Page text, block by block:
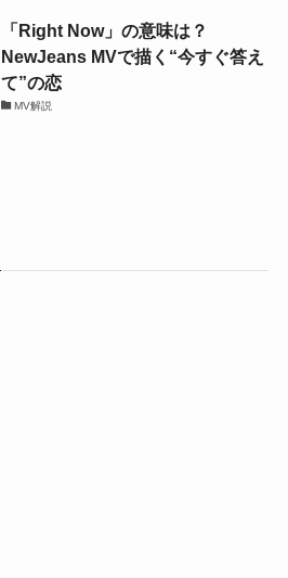
「Right Now」の意味は？
NewJeans MVで描く“今すぐ答え
て”の恋
MV解説